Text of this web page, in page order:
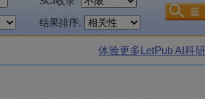
结果排序:
体验更多LetPub AI科